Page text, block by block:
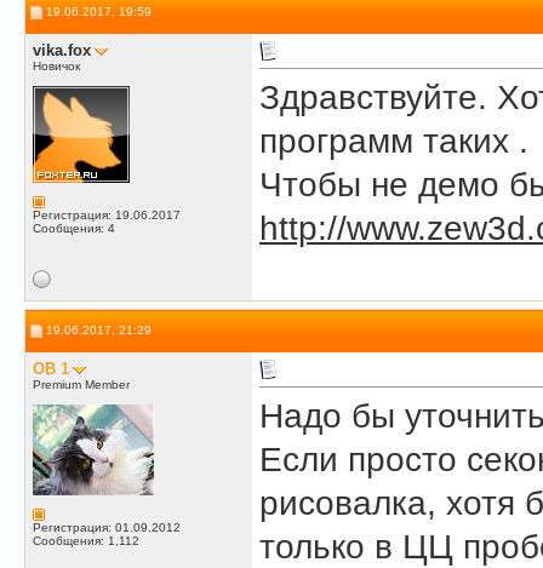
19.06.2017, 19:59
vika.fox
Новичок
Регистрация: 19.06.2017
Сообщения: 4
Здравствуйте.
программ таких .
Чтобы не демо
http://
19.06.2017, 21:29
OB 1
Premium Member
Регистрация: 01.09.2012
Сообщения: 1,112
Надо бы
Если просто
рисовалка, хотя
только в ЦЦ